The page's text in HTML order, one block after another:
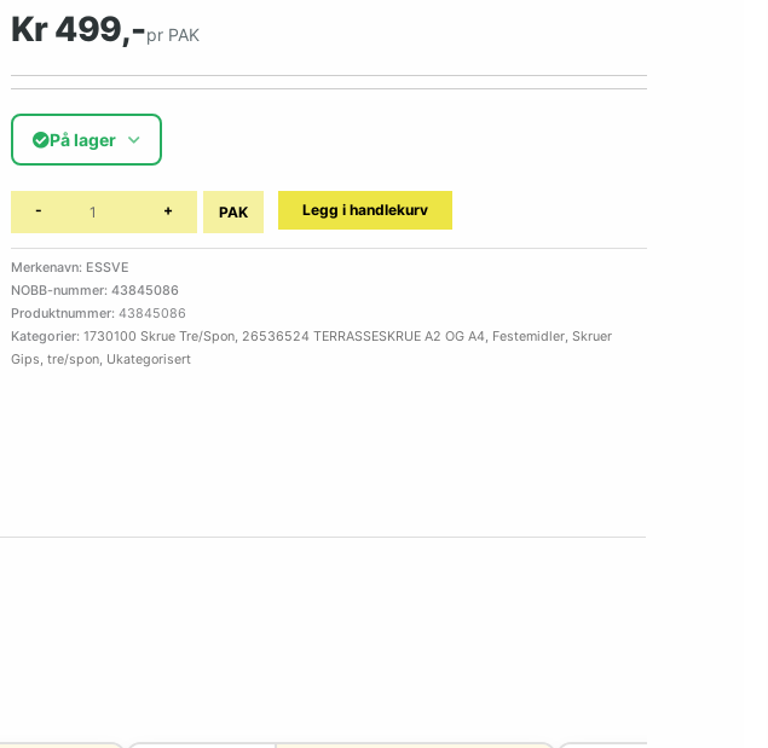
Kr 499,-pr PAK
På lager
- + PAK Legg i handlekurv
Merkenavn: ESSVE
NOBB-nummer: 43845086
Produktnummer: 43845086
Kategorier: 1730100 Skrue Tre/Spon, 26536524 TERRASSESKRUE A2 OG A4, Festemidler, Skruer
Gips, tre/spon, Ukategorisert